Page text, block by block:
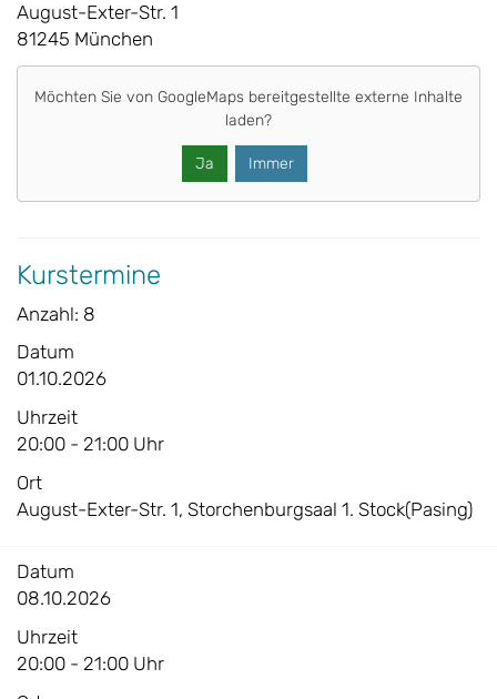
August-Exter-Str. 1
81245 München
Möchten Sie von GoogleMaps bereitgestellte externe Inhalte
laden?
Ja Immer
Kurstermine
Anzahl: 8
Datum
01.10.2026
Uhrzeit
20:00 - 21:00 Uhr
Ort
August-Exter-Str. 1, Storchenburgsaal 1. Stock(Pasing)
Datum
08.10.2026
Uhrzeit
20:00 - 21:00 Uhr